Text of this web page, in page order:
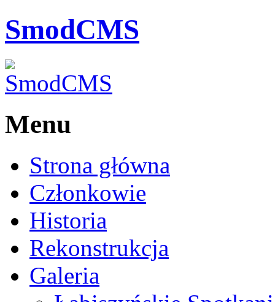
SmodCMS
Menu
Strona główna
Członkowie
Historia
Rekonstrukcja
Galeria